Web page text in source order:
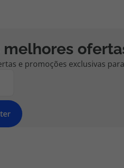
melhores
e promoções exclusivas